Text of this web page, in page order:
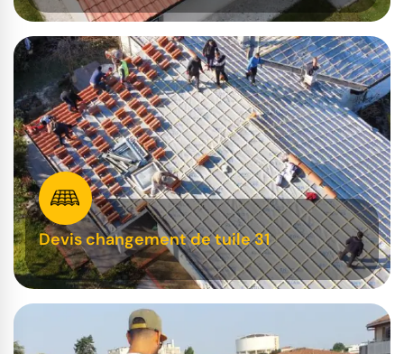
Devis changement de tuile 31